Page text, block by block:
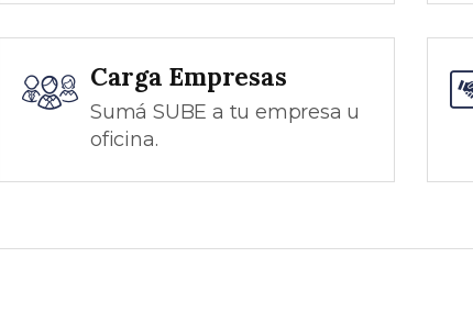
Carga Empresas
Sumá SUBE a tu empresa u
oficina.